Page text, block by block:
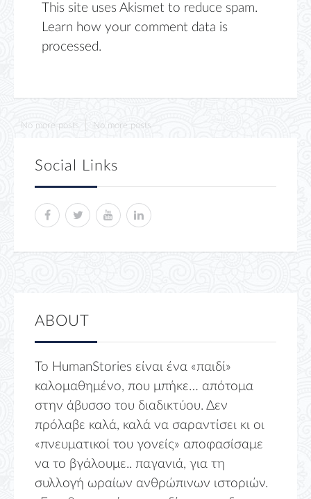
This site uses Akismet to reduce spam.
Learn how your comment data is
processed.
No more posts No more posts
Social Links
ABOUT
Το HumanStories είναι ένα «παιδί»
καλομαθημένο, που μπήκε… απότομα
στην άβυσσο του διαδικτύου. Δεν
πρόλαβε καλά, καλά να σαραντίσει κι οι
«πνευματικοί του γονείς» αποφασίσαμε
να το βγάλουμε.. παγανιά, για τη
συλλογή ωραίων ανθρώπινων ιστοριών.